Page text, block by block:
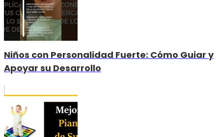
Niños con Personalidad Fuerte: Cómo Guiar y
Apoyar su Desarrollo